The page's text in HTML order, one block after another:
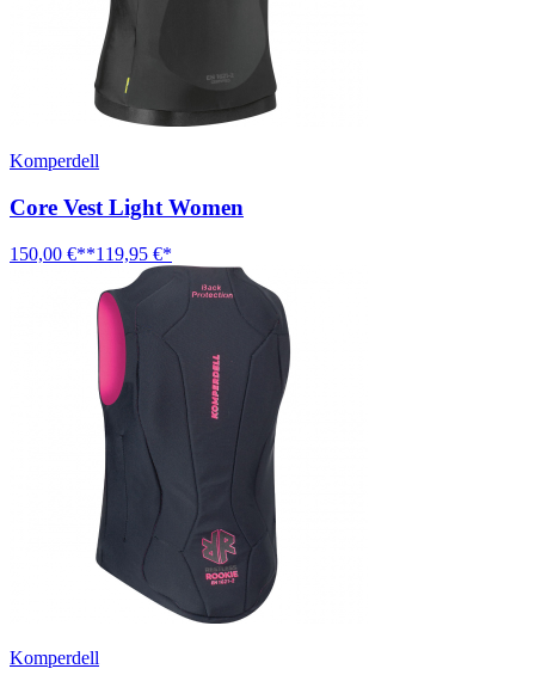
Komperdell
Core Vest Light Women
150,00 €**119,95 €*
Komperdell